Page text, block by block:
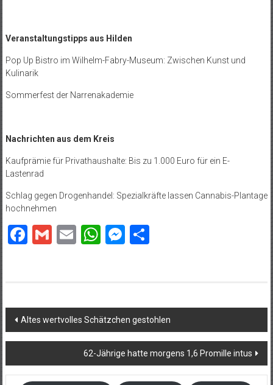
Veranstaltungstipps aus Hilden
Pop Up Bistro im Wilhelm-Fabry-Museum: Zwischen Kunst und
Kulinarik
Sommerfest der Narrenakademie
Nachrichten aus dem Kreis
Kaufprämie für Privathaushalte: Bis zu 1.000 Euro für ein E-
Lastenrad
Schlag gegen Drogenhandel: Spezialkräfte lassen Cannabis-Plantage
hochnehmen
Facebook
Gmail
EmailWhatsApp
Messenger
Teilen
Beitragsnavigation
Altes wertvolles Schätzchen gestohlen
62-Jährige hatte morgens 1,6 Promille intus